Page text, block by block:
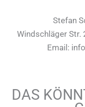
Stefan
Windschläger Str.
Email:
DAS